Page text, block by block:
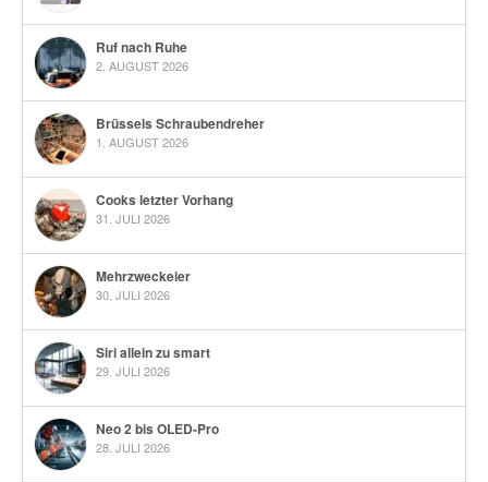
Ruf nach Ruhe
2. AUGUST 2026
Brüssels Schraubendreher
1. AUGUST 2026
Cooks letzter Vorhang
31. JULI 2026
Mehrzweckeier
30. JULI 2026
Siri allein zu smart
29. JULI 2026
Neo 2 bis OLED-Pro
28. JULI 2026